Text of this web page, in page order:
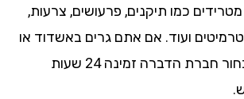
כמו תיקנים, פרעושים, צרעות,
ועוד. אם אתם גרים באשדוד או
בסביבה, חשוב לבחור חברת הדברה זמינה 24 שעות